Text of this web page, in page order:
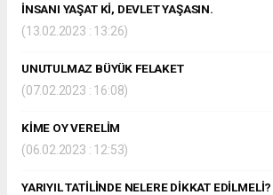
İNSANI YAŞAT Kİ, DEVLET YAŞASIN.
(13.02.2023 : 13:26)
UNUTULMAZ BÜYÜK FELAKET
(07.02.2023 : 16:08)
KİME OY VERELİM
(06.02.2023 : 12:53)
YARIYIL TATİLİNDE NELERE DİKKAT EDİLMELİ?